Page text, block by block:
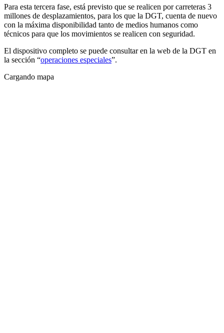
Para esta tercera fase, está previsto que se realicen por carreteras 3
millones de desplazamientos, para los que la DGT, cuenta de nuevo
con la máxima disponibilidad tanto de medios humanos como
técnicos para que los movimientos se realicen con seguridad.
El dispositivo completo se puede consultar en la web de la DGT en
la sección “operaciones especiales”.
Cargando mapa